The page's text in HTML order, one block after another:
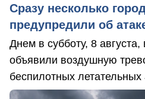
Сразу несколько
предупредили об
Днем в субботу, 8
объявили воздушную
беспилотных летательных